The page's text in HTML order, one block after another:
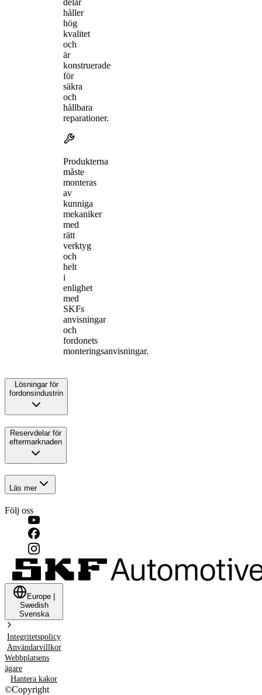
håller
hög
kvalitet
och
är
konstruerade
för
säkra
och
hållbara
reparationer.
Produkterna
måste
monteras
av
kunniga
mekaniker
med
rätt
verktyg
och
helt
i
enlighet
med
SKFs
anvisningar
och
fordonets
monteringsanvisningar.
Lösningar för
fordonsindustrin
Reservdelar för
eftermarknaden
Läs mer
Följ oss
Europe
Swedish
Svenska
Integritetspolicy
Användarvillkor
Webbplatsens
ägare
Hantera kakor
©Copyright